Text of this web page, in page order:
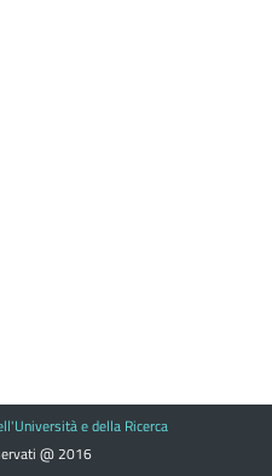
e della Ricerca
@ 2016